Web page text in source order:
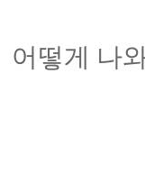
어떻게 나